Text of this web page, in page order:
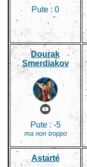
Pute : 0
Dourak
Smerdiakov
Pute : -5
ma non troppo
Astarté